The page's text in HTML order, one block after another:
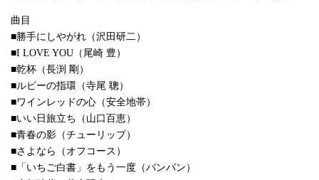
曲目
■勝手にしやがれ（沢田研二）
■I LOVE YOU（尾崎 豊）
■乾杯（長渕 剛）
■ルビーの指環（寺尾 聰）
■ワインレッドの心（安全地帯）
■いい日旅立ち（山口百恵）
■青春の影（チューリップ）
■さよなら（オフコース）
■「いちご白書」をもう一度（バンバン）